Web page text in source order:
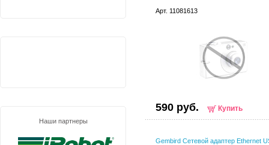
Арт. 11081613
590 руб. Купить
Gembird Сетевой адаптер Ethernet
Наши партнеры